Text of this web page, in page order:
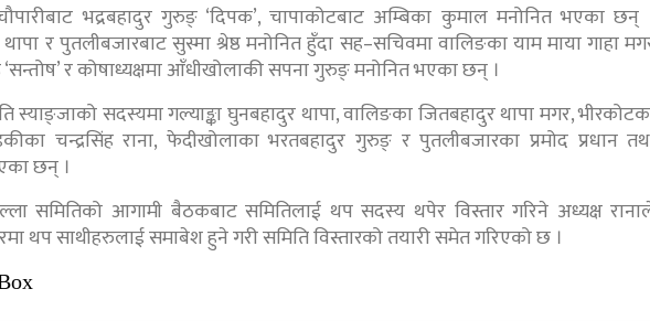
भद्रबहादुर गुरुङ् ‘दिपक’, चापाकोटबाट अम्बिका कुमाल मनोनित भएका छन्
र पुतलीबजारबाट सुस्मा श्रेष्ठ मनोनित हुँदा सह–सचिवमा वालिङका याम माया गाहा
‘सन्तोष’ र कोषाध्यक्षमा आँधीखोलाकी सपना गुरुङ् मनोनित भएका छन् ।
स्याङ्जाको सदस्यमा गल्याङ्का घुनबहादुर थापा, वालिङका जितबहादुर थापा मगर,
चन्द्रसिंह राना, फेदीखोलाका भरतबहादुर गुरुङ् र पुतलीबजारका प्रमोद प्रधान
छन् ।
समितिको आगामी बैठकबाट समितिलाई थप सदस्य थपेर विस्तार गरिने अध्यक्ष
थप साथीहरुलाई समाबेश हुने गरी समिति विस्तारको तयारी समेत गरिएको छ ।